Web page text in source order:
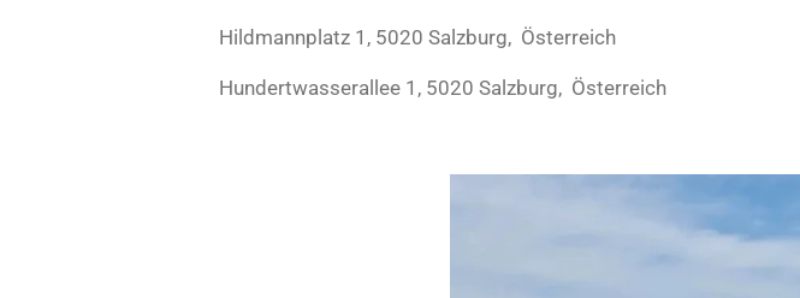
Hildmannplatz 1, 5020 Salzburg, Österreich
Hundertwasserallee 1, 5020 Salzburg, Österreich